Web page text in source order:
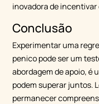
inovadora de
Conclusão
Experimentar uma
penico pode ser um
abordagem de apoio, é
podem superar juntos.
permanecer